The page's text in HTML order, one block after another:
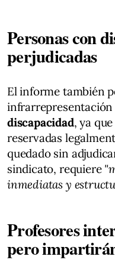
Personas con
perjudicadas
El informe también
discapacidad, ya
reservadas
quedado sin
sindicato, requiere
inmediatas y
Profesores
pero